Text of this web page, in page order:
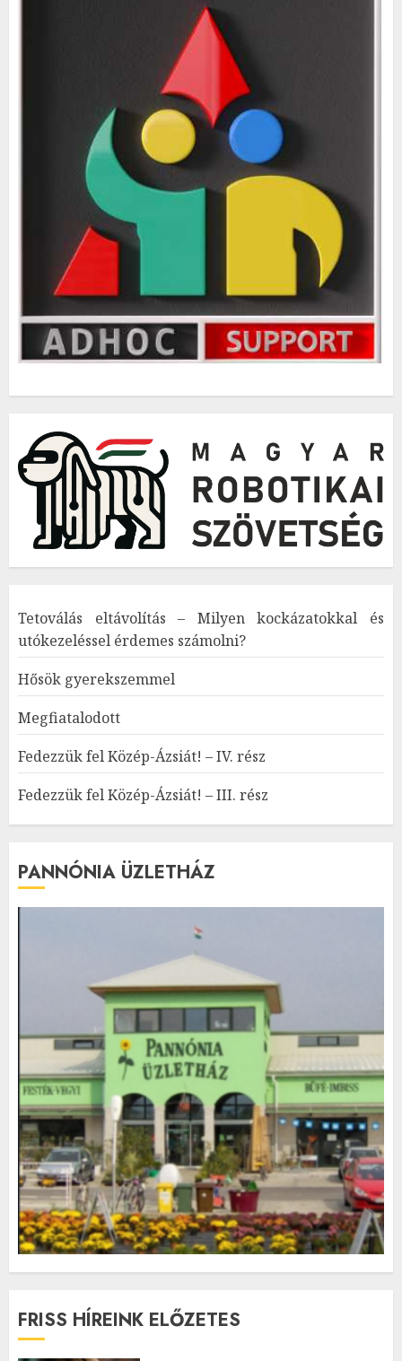
Tetoválás eltávolítás – Milyen kockázatokkal és
utókezeléssel érdemes számolni?
Hősök gyerekszemmel
Megfiatalodott
Fedezzük fel Közép-Ázsiát! – IV. rész
Fedezzük fel Közép-Ázsiát! – III. rész
PANNÓNIA ÜZLETHÁZ
FRISS HÍREINK ELŐZETES